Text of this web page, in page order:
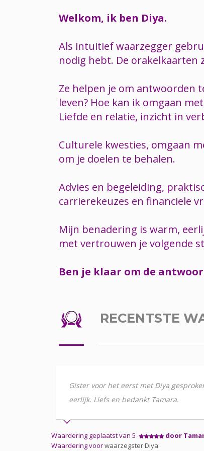
Welkom, ik ben Diya.
Als intuitief waarzegger
nodig hebt. De orakelkaarten
Ze helpen je om antwoorden
leven? Hoe kan ik omgaan
Liefde en relatie, inzicht in
Culturele kwesties, omgaan
om je doelen te behalen.
Advies en begeleiding,
carrierekeuzes en financiele
Mijn benadering is warm,
met vertrouwen je volgende
Ben je klaar om de
RECENTSTE
Gister voor het eerst met Diya
eerlijk. Liefs en bedankt Tamara.
Waardering geplaatst van 5 door
Waardering voorwaarzegster Diya